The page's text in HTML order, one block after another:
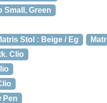
Small, Green
Stol : Beige / Eg
Clio
Pen